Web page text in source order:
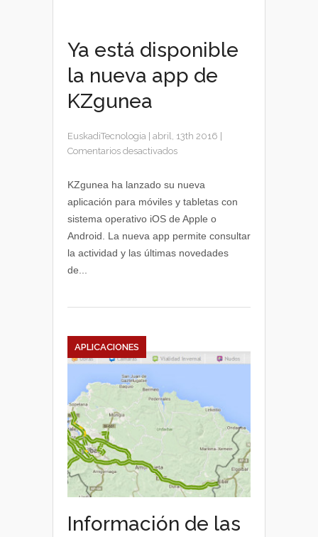
Ya está disponible
la nueva app de
KZgunea
EuskadiTecnologia abril, 13th 2016
Comentarios desactivadosen
la
nueva
app
de
KZgunea ha lanzado su nueva
aplicación para móviles y tabletas con
sistema operativo iOS de Apple o
Android. La nueva app permite consultar
la actividad y las últimas novedades
de...
APLICACIONES
Información de las